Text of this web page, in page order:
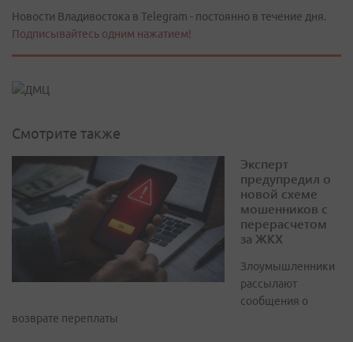
Новости Владивостока в Telegram - постоянно в течение дня.
Подписывайтесь одним нажатием!
Смотрите также
Эксперт
предупредил о
новой схеме
мошенников с
перерасчетом
за ЖКХ
Злоумышленники
рассылают
сообщения о
возврате переплаты